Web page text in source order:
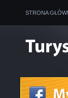
STRONA